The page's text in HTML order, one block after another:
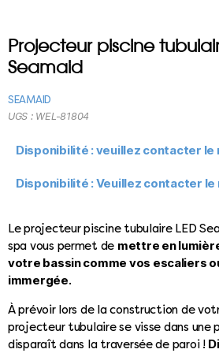
Projecteur piscine
Seamaid
SEAMAID
Disponibilité : veuillez contacter le
Le projecteur piscine tubulaire LED
spa vous permet de mettre en
votre bassin comme vos escaliers
immergée.
À prévoir lors de la construction de
projecteur tubulaire se visse dans une
disparaît dans la traversée de paroi !
Disponibilité : Veuillez contacter le
UGS : WEL-81804